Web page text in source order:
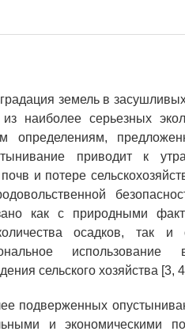
земель в
наиболее серьезных
определениям,
приводит к
и потере
как с природными
осадков, так и
использование
сельского хозяйства [3,
подверженных
и экономическими